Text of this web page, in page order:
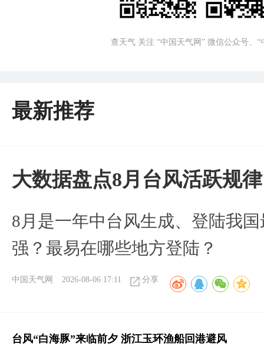
查天气 关注 “中国天气网” 微信公众号、
最新推荐
大数据盘点8月台风活跃规律
8月是一年中台风生成、登陆我
强？最易在哪些地方登陆？
中国天气网 2026-08-06 17:11 分享
台风“白海豚”来临前夕 浙江玉环渔船回港避风